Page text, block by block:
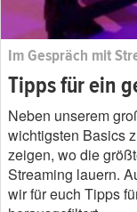
Im Gespräch mit
Tipps für ein
Neben unserem
wichtigsten Basics
zeigen, wo die
Streaming lauern.
wir für euch Tipps